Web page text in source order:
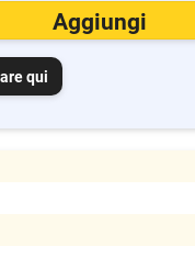
Aggiungi
qui